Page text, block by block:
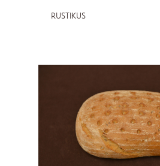
RUSTIKUS